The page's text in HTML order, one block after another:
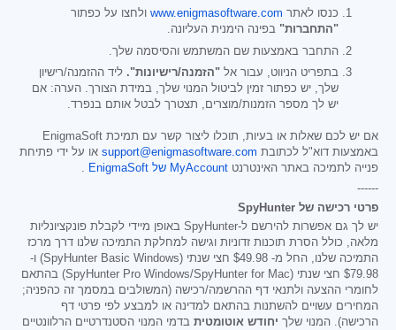
כנסו לאתר www.enigmasoftware.com ולחצו על כפתור
"התחברות" בפינה הימנית העליונה.
התחבר באמצעות שם המשתמש והסיסמה שלך.
בתפריט הניווט, עבור אל "הזמנה/רישיונות". ליד ההזמנה/רישיון
שלך, יש כפתור זמין לביטול המנוי שלך, במידת הצורך. הערה: אם
יש לך מספר הזמנות/מוצרים, תצטרך לבטל אותם בנפרד.
אם יש לכם שאלות או בעיות, תוכלו ליצור קשר עם תמיכת EnigmaSoft
באמצעות דוא"ל לכתובת support@enigmasoftware.com או על ידי פתיחת
פנייה לתמיכה באתר האינטרנט MyAccount של EnigmaSoft
.
------
פרטי רכישה של SpyHunter
יש לך גם אפשרות להירשם ל-SpyHunter באופן מיידי לקבלת פונקציונליות
מלאה, כולל הסרת תוכנות זדוניות וגישה למחלקת התמיכה שלנו דרך מרכז
התמיכה שלנו, החל מ- $49.98 חצי שנתי (SpyHunter Basic Windows) ו-
$79.98
חצי שנתי (SpyHunter Pro Windows/SpyHunter for Mac) בהתאם
לחומרי ההצעה ולתנאי דף ההרשמה/רכישה (המשולבים במסמך זה כהפניה;
המחירים עשויים להשתנות בהתאם למדינה או למבצע לפי פרטי דף
הרכישה). המנוי שלך יחודש אוטומטית בדמי המנוי הסטנדרטיים הרלוונטיים